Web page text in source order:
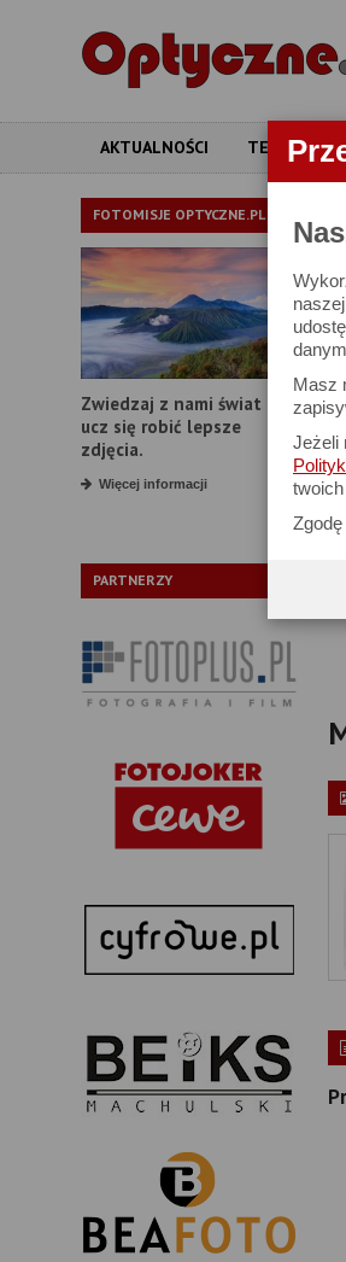
Masz
Jeżeli
AKTUALNOŚCI TESTY
FOTOMISJE OPTYCZNE.PL
Zwiedzaj z nami świat i
ucz się robić lepsze
zdjęcia.
Więcej informacji
PARTNERZY